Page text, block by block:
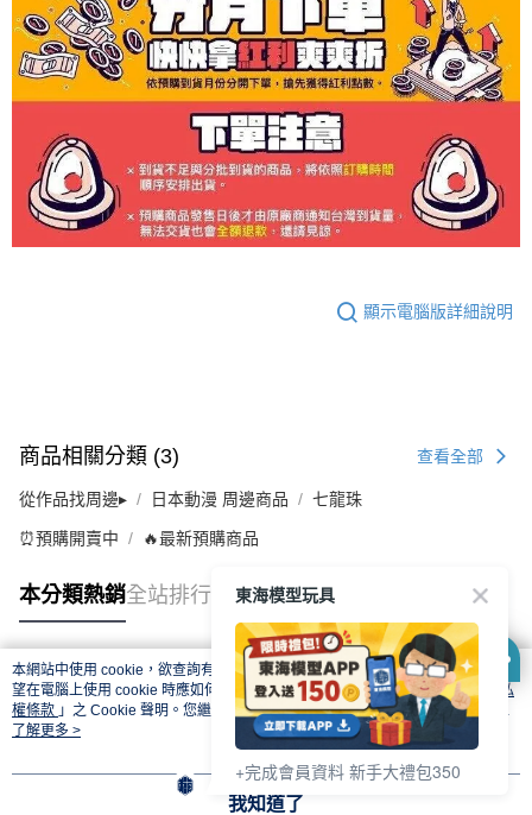
顯示電腦版詳細說明
商品相關分類 (3) 查看全部
從作品找周邊▸ 日本動漫 周邊商品 七龍珠
⏰預購開賣中 🔥最新預購商品
本分類熱銷全站排行
熱門標籤
本網站中使用 cookie，欲查詢有關本網站使用 cookie 方式之詳情，及若您不希
望在電腦上使用 cookie 時應如何變更電腦的 cookie 設定，請參閱本網站「
隱私
權條款 」之 Cookie 聲明。您繼續使用本網站即表示您同意本公司得按本網站使
用條款之 Cookie 聲明使用 cookie。
了解更多 >
我知道了
東海模型玩具
+完成會員資料 新手大禮包350